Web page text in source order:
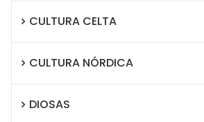
CULTURA CELTA
CULTURA NÓRDICA
DIOSAS